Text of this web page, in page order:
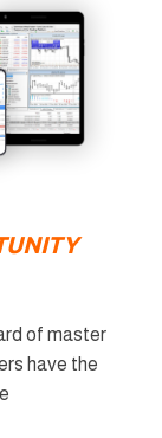
of master
have the